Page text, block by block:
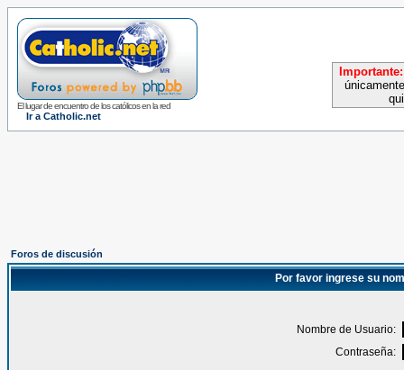
El lugar de encuentro de los católicos en la red
Ir a Catholic.net
Importante:
Foros de discusión
Por favor ingrese su
Nombre de Usuario:
Contraseña: